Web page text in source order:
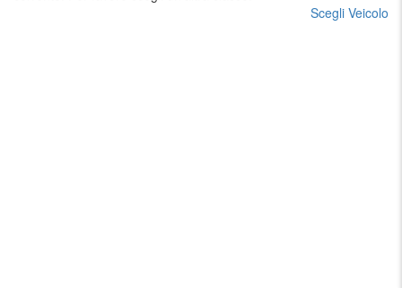
Scegli Veicolo